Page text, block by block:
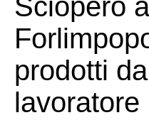
Sciopero
prodotti